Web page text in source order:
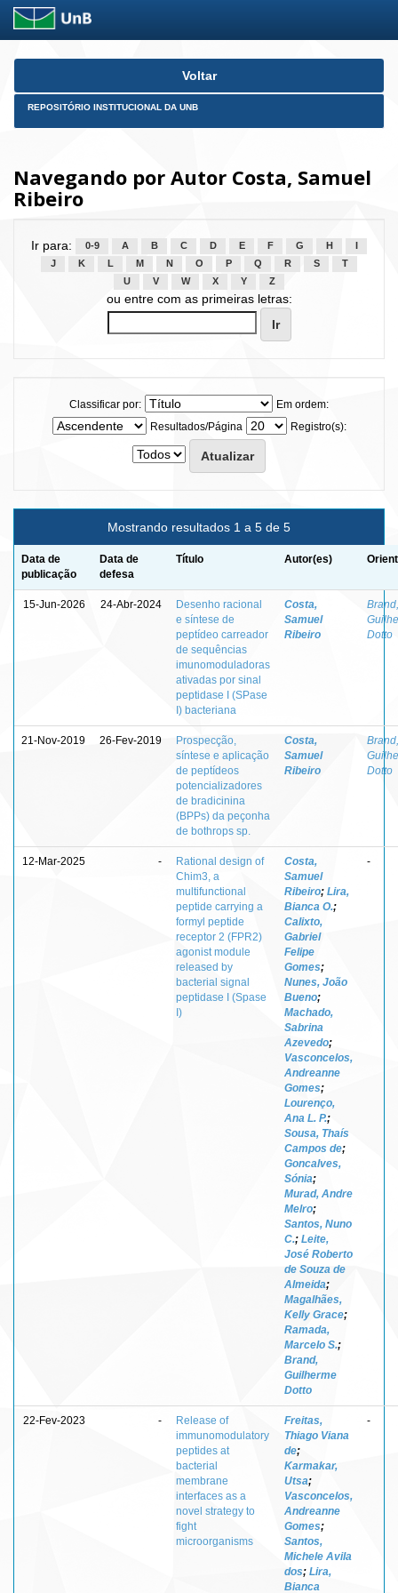
Skip
Voltar
REPOSITÓRIO INSTITUCIONAL DA UNB
Navegando por Autor Costa, Samuel
Ribeiro
Ir para: 0-9 A B C D E F G H
J
K L M N O P Q R S
T
U
V W X Y Z
ou entre com as primeiras letras:
Classificar por:
Em ordem:
Resultados/Página
Registro(s):
Mostrando resultados 1 a 5 de 5
Data de
publicação
Data de
defesa
Título Autor(es)
15-Jun-2026 24-Abr-2024
Desenho racional
e síntese de
peptídeo carreador
de sequências
imunomoduladoras
ativadas por sinal
peptidase I (SPase
I) bacteriana
Costa,
Samuel
Ribeiro
Brand,
Dotto
21-Nov-2019 26-Fev-2019
Prospecção,
síntese e aplicação
de peptídeos
potencializadores
de bradicinina
(BPPs) da peçonha
de bothrops sp.
Costa,
Samuel
Ribeiro
Brand,
Dotto
12-Mar-2025 -
Rational design of
Chim3, a
multifunctional
peptide carrying a
formyl peptide
receptor 2 (FPR2)
agonist module
released by
bacterial signal
peptidase I (Spase
I)
Costa,
Samuel
Ribeiro; Lira,
Bianca O.;
Calixto,
Gabriel
Felipe
Gomes;
Nunes, João
Bueno;
Machado,
Sabrina
Azevedo;
Vasconcelos,
Andreanne
Gomes;
Lourenço,
Ana L. P.;
Sousa, Thaís
Campos de;
Goncalves,
Sónia;
Murad, Andre
Melro;
Santos, Nuno
C.; Leite,
José Roberto
de Souza de
Almeida;
Magalhães,
Kelly Grace;
Ramada,
Marcelo S.;
Brand,
Guilherme
Dotto
-
22-Fev-2023 -
Release of
immunomodulatory
peptides at
bacterial
membrane
interfaces as a
novel strategy to
fight
microorganisms
Freitas,
Thiago Viana
de;
Karmakar,
Utsa;
Vasconcelos,
Andreanne
Gomes;
Santos,
Michele Avila
dos; Lira,
Bianca
-